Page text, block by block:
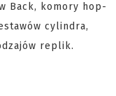
Back, komory hop-
cylindra,
replik.